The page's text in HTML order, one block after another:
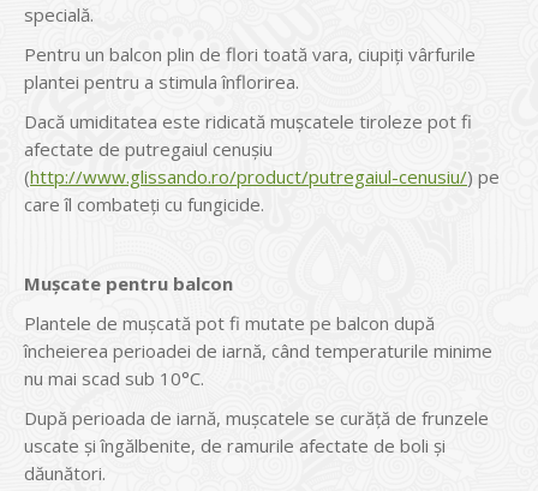
specială.
Pentru un balcon plin de flori toată vara, ciupiți vârfurile
plantei pentru a stimula înflorirea.
Dacă umiditatea este ridicată mușcatele tiroleze pot fi
afectate de putregaiul cenușiu
(http://www.glissando.ro/product/putregaiul-cenusiu/) pe
care îl combateți cu fungicide.
Mușcate pentru balcon
Plantele de mușcată pot fi mutate pe balcon după
încheierea perioadei de iarnă, când temperaturile minime
nu mai scad sub 10°C.
După perioada de iarnă, mușcatele se curăță de frunzele
uscate și îngălbenite, de ramurile afectate de boli și
dăunători.